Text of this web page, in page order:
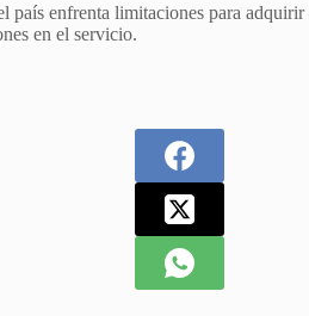
país enfrenta limitaciones para
en el servicio.